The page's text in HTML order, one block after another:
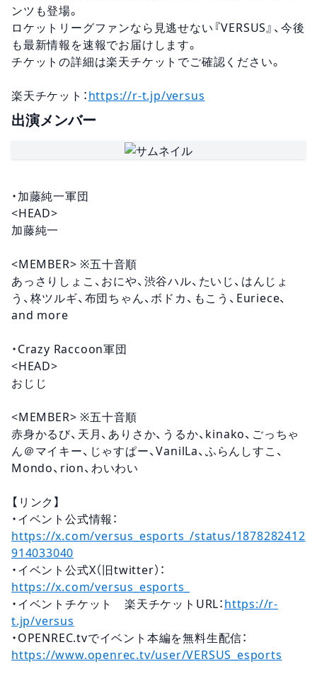
ンツも登場。
ロケットリーグファンなら見逃せない『VERSUS』、今後
も最新情報を速報でお届けします。
チケットの詳細は楽天チケットでご確認ください。
楽天チケット： https://r-t.jp/versus
出演メンバー
・加藤純一軍団
<HEAD>
加藤純一
<MEMBER> ※五十音順
あっさりしょこ、おにや、渋谷ハル、たいじ、はんじょ
う、柊ツルギ、布団ちゃん、ボドカ、もこう、Euriece、
and more
・Crazy Raccoon軍団
<HEAD>
おじじ
<MEMBER> ※五十音順
赤身かるび、天月、ありさか、うるか、kinako、ごっちゃ
ん＠マイキー、じゃすぱー、VanilLa、ふらんしすこ、
Mondo、rion、わいわい
【リンク】
・イベント公式情報：
https://x.com/versus_esports_/status/1878282412
914033040
・イベント公式X（旧twitter）：
https://x.com/versus_esports_
・イベントチケット 楽天チケットURL： https://r-
t.jp/versus
・OPENREC.tvでイベント本編を無料生配信：
https://www.openrec.tv/user/VERSUS_esports